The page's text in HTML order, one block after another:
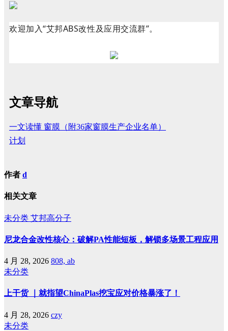
欢迎加入“艾邦ABS改性及应用交流群”。
文章导航
一文读懂 窗膜（附36家窗膜生产企业名单）
计划
作者 d
相关文章
未分类 艾邦高分子
尼龙合金改性核心：破解PA性能短板，解锁多场景工程应用
4 月 28, 2026 808, ab
未分类
上干货 ｜就指望ChinaPlas挖宝应对价格暴涨了！
4 月 28, 2026 czy
未分类